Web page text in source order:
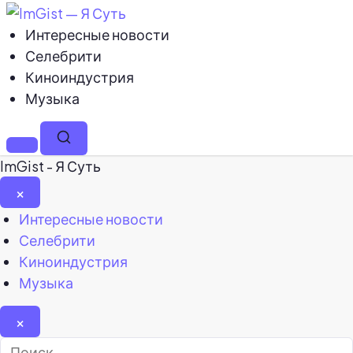
Интересные новости
Селебрити
Киноиндустрия
Музыка
МенюПоиск
ImGist - Я Суть
×
Закрыть
меню
Интересные новости
Селебрити
Киноиндустрия
Музыка
×
Найти: